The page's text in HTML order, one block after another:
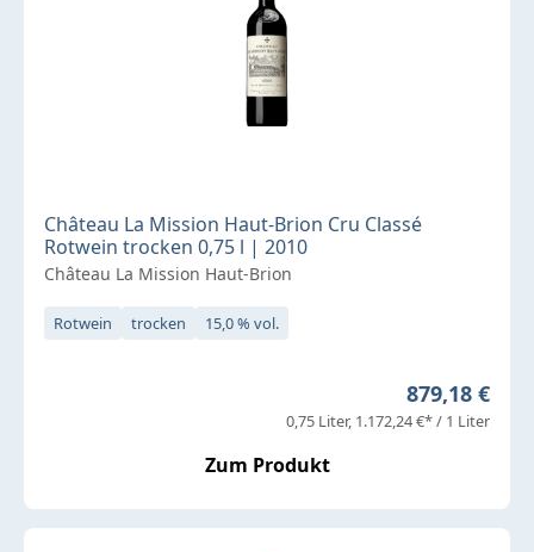
Château La Mission Haut-Brion Cru Classé
Rotwein trocken 0,75 l | 2010
Château La Mission Haut-Brion
Rotwein trocken 15,0 % vol.
Regulärer
879,18 €
0,75 Liter 1.172,24 €* / 1 Liter
Zum Produkt